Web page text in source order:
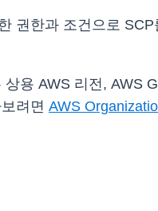
권한과 조건으로
용 AWS 리전, AWS
려면 AWS